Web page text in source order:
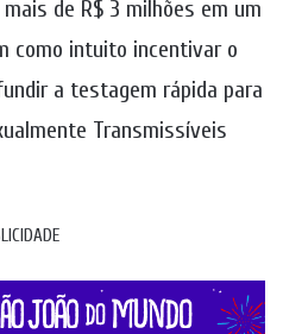
de R$ 3 milhões em um
como intuito incentivar o
a testagem rápida para
Transmissíveis